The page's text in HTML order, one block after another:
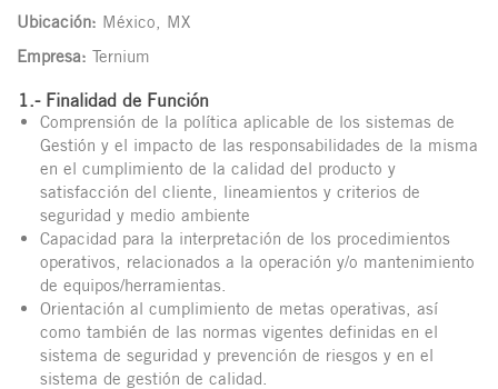
Ubicación: México, MX
Empresa: Ternium
1.- Finalidad de Función
Comprensión de la política aplicable de los sistemas de
Gestión y el impacto de las responsabilidades de la misma
en el cumplimiento de la calidad del producto y
satisfacción del cliente, lineamientos y criterios de
seguridad y medio ambiente
Capacidad para la interpretación de los procedimientos
operativos, relacionados a la operación y/o mantenimiento
de equipos/herramientas.
Orientación al cumplimiento de metas operativas, así
como también de las normas vigentes definidas en el
sistema de seguridad y prevención de riesgos y en el
sistema de gestión de calidad.